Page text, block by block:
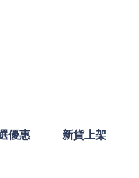
優惠 新貨上架